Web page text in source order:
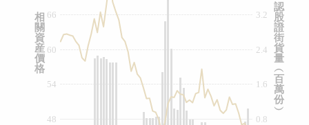
0.8
1.6
2.4
3.2
48
54
60
66
認
股
證
街
貨
量
︵
百
萬
份
︶
相
關
資
産
價
格
牛熊證文件及公告 (瑞信)
收市競價變化